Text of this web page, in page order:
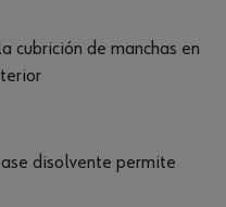
cubrición de manchas en
disolvente permite